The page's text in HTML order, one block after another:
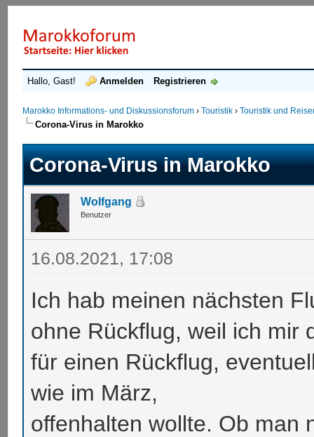
Hallo, Gast! Anmelden Registrieren
Marokko Informations- und Diskussionsforum ›Touristik ›Touristik und
Corona-Virus in Marokko
Corona-Virus in Marokko
Wolfgang
Benutzer
16.08.2021, 17:08
Ich hab meinen nächsten
ohne Rückflug, weil ich mir
für einen Rückflug,
wie im März,
offenhalten wollte. Ob man